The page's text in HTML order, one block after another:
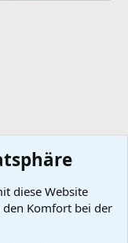
diese Website
Komfort bei der